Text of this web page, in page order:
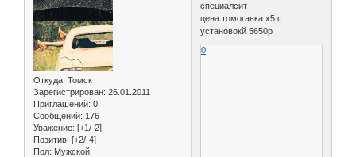
Откуда: Томск
Зарегистрирован: 26.01.2011
Приглашений: 0
Сообщений: 176
Уважение: [+1/-2]
Позитив: [+2/-4]
Пол: Мужской
специалсит
цена томогавка x5 с
установокй 5650р
0